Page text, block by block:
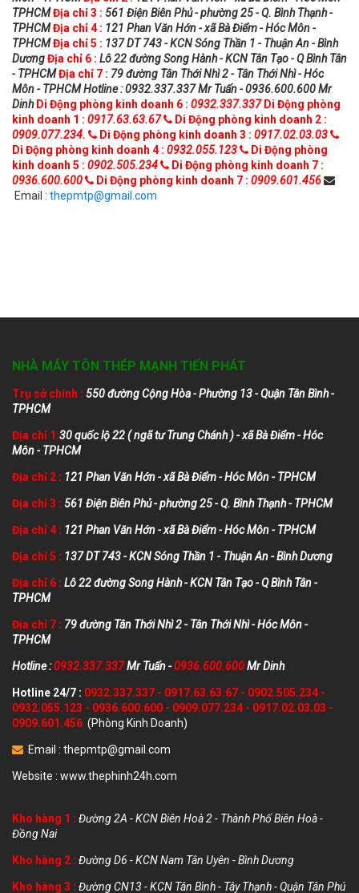
TPHCMĐịa chỉ 3 : 561 Điện Biên Phủ - phường 25 - Q. Bình Thạnh -
TPHCMĐịa chỉ 4 : 121 Phan Văn Hớn - xã Bà Điểm - Hóc Môn -
TPHCMĐịa chỉ 5 : 137 DT 743 - KCN Sóng Thần 1 - Thuận An - Bình
DươngĐịa chỉ 6 : Lô 22 đường Song Hành - KCN Tân Tạo - Q Bình Tân
- TPHCMĐịa chỉ 7 : 79 đường Tân Thới Nhì 2 - Tân Thới Nhì - Hóc
Môn - TPHCMHotline : 0932.337.337 Mr Tuấn - 0936.600.600 Mr
Dinh Di Động phòng kinh doanh 6 : 0932.337.337 Di Động phòng
kinh doanh 1 : 0917.63.63.67
Di Động phòng kinh doanh 2 :
0909.077.234.
Di Động phòng kinh doanh 3 : 0917.02.03.03
Di Động phòng kinh doanh 4 : 0932.055.123
Di Động phòng
kinh doanh 5 : 0902.505.234
Di Động phòng kinh doanh 7 :
0936.600.600
Di Động phòng kinh doanh 7 : 0909.601.456
Email : thepmtp@gmail.com
NHÀ MÁY TÔN THÉP MẠNH TIẾN PHÁT
Trụ sở chính : 550 đường Cộng Hòa - Phường 13 - Quận Tân Bình -
TPHCM
Địa chỉ 1:30 quốc lộ 22 ( ngã tư Trung Chánh ) - xã Bà Điểm - Hóc
Môn - TPHCM
Địa chỉ 2 : 121 Phan Văn Hớn - xã Bà Điểm - Hóc Môn - TPHCM
Địa chỉ 3 : 561 Điện Biên Phủ - phường 25 - Q. Bình Thạnh - TPHCM
Địa chỉ 4 : 121 Phan Văn Hớn - xã Bà Điểm - Hóc Môn - TPHCM
Địa chỉ 5 : 137 DT 743 - KCN Sóng Thần 1 - Thuận An - Bình Dương
Địa chỉ 6 : Lô 22 đường Song Hành - KCN Tân Tạo - Q Bình Tân -
TPHCM
Địa chỉ 7 : 79 đường Tân Thới Nhì 2 - Tân Thới Nhì - Hóc Môn -
TPHCM
Hotline :0932.337.337Mr Tuấn -0936.600.600Mr Dinh
Hotline 24/7 : 0932.337.337 - 0917.63.63.67 - 0902.505.234 -
0932.055.123 - 0936.600.600 - 0909.077.234 - 0917.02.03.03 -
0909.601.456 (Phòng Kinh Doanh)
Email : thepmtp@gmail.com
Website : www.thephinh24h.com
Kho hàng 1 : Đường 2A - KCN Biên Hoà 2 - Thành Phố Biên Hoà -
Đồng Nai
Kho hàng 2 : Đường D6 - KCN Nam Tân Uyên - Bình Dương
Kho hàng 3 : Đường CN13 - KCN Tân Bình - Tây Thạnh - Quận Tân Phú